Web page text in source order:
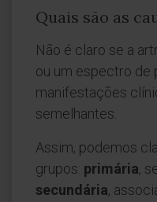
Quais são as
Não é claro se a
ou um espectro de
manifestações
semelhantes.
Assim, podemos
grupos: primária,
secundária,